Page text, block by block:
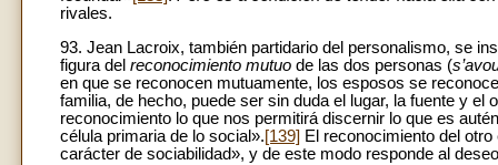
rivales.
93. Jean Lacroix, también partidario del personalismo, se
figura del reconocimiento mutuo de las dos personas (
en que se reconocen mutuamente, los esposos se
familia, de hecho, puede ser sin duda el lugar, la fuente y
reconocimiento lo que nos permitirá discernir lo que es
célula primaria de lo social».[139] El reconocimiento del
carácter de sociabilidad», y de este modo responde al